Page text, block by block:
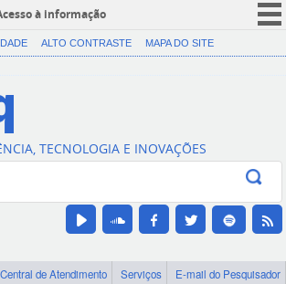
à informação
CORONAVÍRUS (COVID-19)
Canais
ALTO CONTRASTE MAPA DO SITE
TECNOLOGIA E INOVAÇÕES
Central de Atendimento Serviços
E-mail do Pesquisador